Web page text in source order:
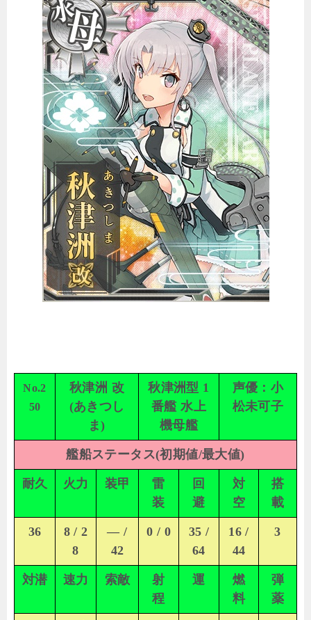
No.2
50
秋津洲 改
(あきつし
ま)
秋津洲型 1
番艦 水上
機母艦
声優：小
松未可子
艦船ステータス(初期値/最大値)
耐久 火力 装甲
雷
装
回
避
対
空
搭
載
36
8 / 2
8
— /
42
0 / 0
35 /
64
16 /
44
3
対潜 速力 索敵
射
程
運
燃
料
弾
薬